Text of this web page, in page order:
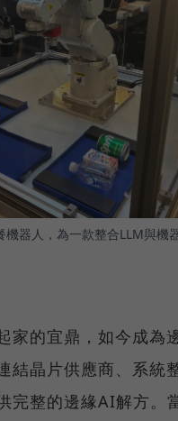
機器人，為一款整合LLM與機
家的宜鼎，如今成為
結晶片供應商、系統
完整的邊緣AI解方。